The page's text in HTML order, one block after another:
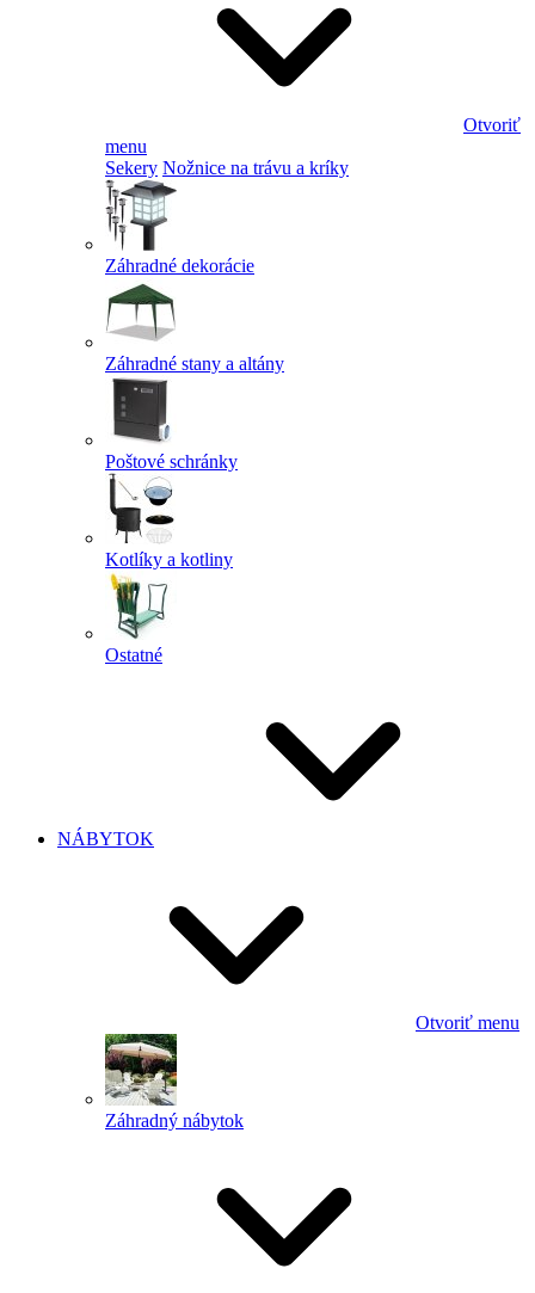
Otvoriť
menu
Sekery Nožnice na trávu a kríky
Záhradné dekorácie
Záhradné stany a altány
Poštové schránky
Kotlíky a kotliny
Ostatné
NÁBYTOK
Otvoriť menu
Záhradný nábytok